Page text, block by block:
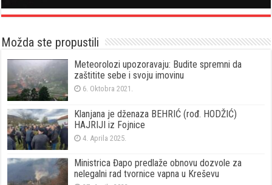
Možda ste propustili
Meteorolozi upozoravaju: Budite spremni da
zaštitite sebe i svoju imovinu
6. Oktobra 2021.
Klanjana je dženaza BEHRIĆ (rođ. HODŽIĆ)
HAJRIJI iz Fojnice
4. Aprila 2025.
Ministrica Đapo predlaže obnovu dozvole za
nelegalni rad tvornice vapna u Kreševu